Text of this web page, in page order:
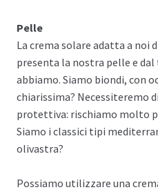
Pelle
La crema solare adatta a noi
presenta la nostra pelle e
abbiamo. Siamo biondi, con
chiarissima? Necessiteremo
protettiva: rischiamo molto
Siamo i classici tipi
olivastra?
Possiamo utilizzare una